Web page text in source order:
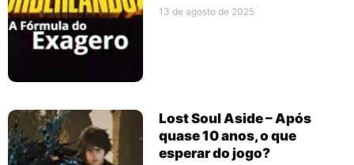
13 de agosto de 2025
Lost Soul Aside – Após
quase 10 anos, o que
esperar do jogo?